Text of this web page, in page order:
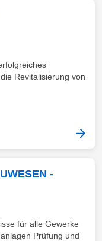
Revitalisierung von
-
für alle Gewerke
Prüfung und